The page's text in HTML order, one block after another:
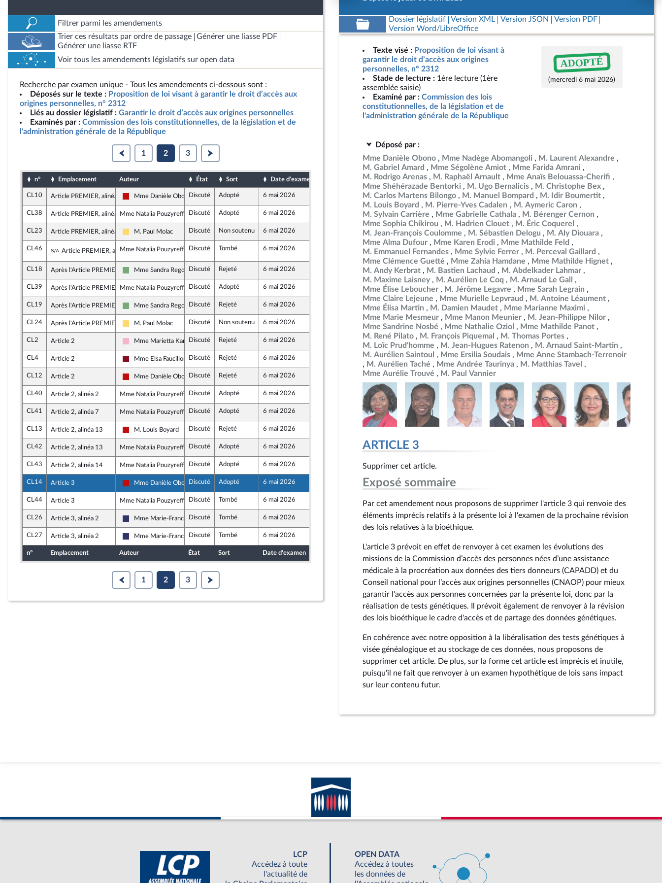
Filtrer parmi les amendements
Trier ces résultats par ordre de passage
Générer une liasse PDF
Générer une liasse RTF
Voir tous les amendements législatifs sur open data
Recherche par examen unique - Tous les amendements ci-dessous sont :
Déposés sur le texte : Proposition de loi visant à garantir le droit d’accès aux
origines personnelles, n° 2312
Liés au dossier législatif : Garantir le droit d’accès aux origines personnelles
Examinés par : Commission des lois constitutionnelles, de la législation et de
l'administration générale de la République
1 2 3
n° Emplacement Auteur État Sort Date d'examen Date de dépôt
CL10 Article PREMIER, alinéa 11
La France insoumise - Nouveau Front Populaire
Mme Danièle ObonoDiscuté Adopté 6 mai 2026
CL38 Article PREMIER, alinéa 12Mme Natalia Pouzyreff, rapporteure
Discuté Adopté 6 mai 2026
CL23 Article PREMIER, alinéa 12
Libertés, Indépendants, Outre-mer et Territoires
M. Paul Molac Discuté Non soutenu 6 mai 2026
CL46 Sous-amendement de l'amendement n°CL23
Article PREMIER, alinéa 12Mme Natalia Pouzyreff, rapporteure
Discuté Tombé 6 mai 2026
CL18 Après l'Article PREMIER
Écologiste et Social
Mme Sandra Regol Discuté Rejeté 6 mai 2026
CL39 Après l'Article PREMIER Mme Natalia Pouzyreff, rapporteure
Discuté Adopté 6 mai 2026
CL19 Après l'Article PREMIER
Écologiste et Social
Mme Sandra Regol Discuté Rejeté 6 mai 2026
CL24 Après l'Article PREMIER
Libertés, Indépendants, Outre-mer et Territoires
M. Paul Molac Discuté Non soutenu 6 mai 2026
CL2 Article 2
Socialistes et apparentés
Mme Marietta Karamanli
Discuté Rejeté 6 mai 2026
CL4 Article 2
Gauche Démocrate et Républicaine
Mme Elsa Faucillon Discuté Rejeté 6 mai 2026
CL12 Article 2
La France insoumise - Nouveau Front Populaire
Mme Danièle ObonoDiscuté Rejeté 6 mai 2026
CL40 Article 2, alinéa 2 Mme Natalia Pouzyreff, rapporteure
Discuté Adopté 6 mai 2026
CL41 Article 2, alinéa 7 Mme Natalia Pouzyreff, rapporteure
Discuté Adopté 6 mai 2026
CL13 Article 2, alinéa 13
La France insoumise - Nouveau Front Populaire
M. Louis Boyard Discuté Rejeté 6 mai 2026
CL42 Article 2, alinéa 13 Mme Natalia Pouzyreff, rapporteure
Discuté Adopté 6 mai 2026
CL43 Article 2, alinéa 14 Mme Natalia Pouzyreff, rapporteure
Discuté Adopté 6 mai 2026
CL14 Article 3
La France insoumise - Nouveau Front Populaire
Mme Danièle ObonoDiscuté Adopté 6 mai 2026
CL44 Article 3 Mme Natalia Pouzyreff, rapporteure
Discuté Tombé 6 mai 2026
CL26 Article 3, alinéa 2
Rassemblement National
Mme Marie-France Lorho
Discuté Tombé 6 mai 2026
CL27 Article 3, alinéa 2
Rassemblement National
Mme Marie-France Lorho
Discuté Tombé 6 mai 2026
n° Emplacement Auteur État Sort Date d'examen
1 2 3
Dossier législatif Version XML Version JSON
Version PDF
Version Word/LibreOffice
Texte visé : Proposition de loi visant à
garantir le droit d’accès aux origines
personnelles, n° 2312
Stade de lecture : 1ère lecture (1ère
assemblée saisie)
Examiné par : Commission des lois
constitutionnelles, de la législation et de
l'administration générale de la République
ADOPTÉ
(mercredi 6 mai 2026)
Déposé par :
Mme Danièle Obono
Mme Nadège Abomangoli
M. Laurent Alexandre
M. Gabriel Amard
Mme Ségolène Amiot
Mme Farida Amrani
M. Rodrigo Arenas
M. Raphaël Arnault
Mme Anaïs Belouassa-Cherifi
Mme Shéhérazade Bentorki
M. Ugo Bernalicis
M. Christophe Bex
M. Carlos Martens Bilongo
M. Manuel Bompard
M. Idir Boumertit
M. Louis Boyard
M. Pierre-Yves Cadalen
M. Aymeric Caron
M. Sylvain Carrière
Mme Gabrielle Cathala
M. Bérenger Cernon
Mme Sophia Chikirou
M. Hadrien Clouet
M. Éric Coquerel
M. Jean-François Coulomme
M. Sébastien Delogu
M. Aly Diouara
Mme Alma Dufour
Mme Karen Erodi
Mme Mathilde Feld
M. Emmanuel Fernandes
Mme Sylvie Ferrer
M. Perceval Gaillard
Mme Clémence Guetté
Mme Zahia Hamdane
Mme Mathilde Hignet
M. Andy Kerbrat
M. Bastien Lachaud
M. Abdelkader Lahmar
M. Maxime Laisney
M. Aurélien Le Coq
M. Arnaud Le Gall
Mme Élise Leboucher
M. Jérôme Legavre
Mme Sarah Legrain
Mme Claire Lejeune
Mme Murielle Lepvraud
M. Antoine Léaument
Mme Élisa Martin
M. Damien Maudet
Mme Marianne Maximi
Mme Marie Mesmeur
Mme Manon Meunier
M. Jean-Philippe Nilor
Mme Sandrine Nosbé
Mme Nathalie Oziol
Mme Mathilde Panot
M. René Pilato
M. François Piquemal
M. Thomas Portes
M. Loïc Prud'homme
M. Jean-Hugues Ratenon
M. Arnaud Saint-Martin
M. Aurélien Saintoul
Mme Ersilia Soudais
Mme Anne Stambach-Terrenoir
M. Aurélien Taché
Mme Andrée Taurinya
M. Matthias Tavel
Mme Aurélie Trouvé
M. Paul Vannier
ARTICLE 3
Supprimer cet article.
Exposé sommaire
Par cet amendement nous proposons de supprimer l'article 3 qui renvoie des
éléments imprécis relatifs à la présente loi à l'examen de la prochaine révision
des lois relatives à la bioéthique.
L'article 3 prévoit en effet de renvoyer à cet examen les évolutions des
missions de la Commission d’accès des personnes nées d’une assistance
médicale à la procréation aux données des tiers donneurs (CAPADD) et du
Conseil national pour l’accès aux origines personnelles (CNAOP) pour mieux
garantir l'accès aux personnes concernées par la présente loi, donc par la
réalisation de tests génétiques. Il prévoit également de renvoyer à la révision
des lois bioéthique le cadre d'accès et de partage des données génétiques.
En cohérence avec notre opposition à la libéralisation des tests génétiques à
visée généalogique et au stockage de ces données, nous proposons de
supprimer cet article. De plus, sur la forme cet article est imprécis et inutile,
puisqu'il ne fait que renvoyer à un examen hypothétique de lois sans impact
sur leur contenu futur.
LCP
Accédez à toute
l'actualité de
OPEN DATA
Accédez à toutes
les données de